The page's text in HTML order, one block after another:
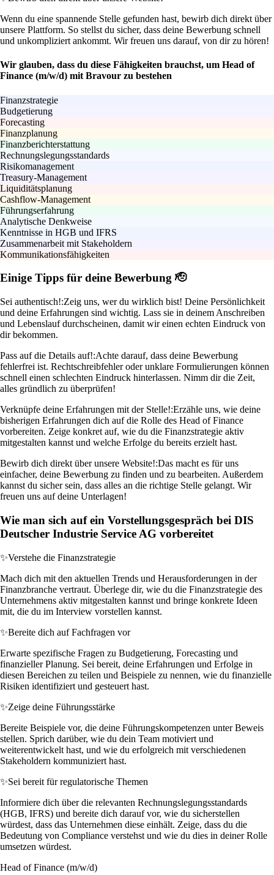
Wenn du eine spannende Stelle gefunden hast, bewirb dich direkt über
unsere Plattform. So stellst du sicher, dass deine Bewerbung schnell
und unkompliziert ankommt. Wir freuen uns darauf, von dir zu hören!
Wir glauben, dass du diese Fähigkeiten brauchst, um Head of
Finance (m/w/d) mit Bravour zu bestehen
Finanzstrategie
Budgetierung
Forecasting
Finanzplanung
Finanzberichterstattung
Rechnungslegungsstandards
Risikomanagement
Treasury-Management
Liquiditätsplanung
Cashflow-Management
Führungserfahrung
Analytische Denkweise
Kenntnisse in HGB und IFRS
Zusammenarbeit mit Stakeholdern
Kommunikationsfähigkeiten
Einige Tipps für deine Bewerbung 🫡
Sei authentisch!:Zeig uns, wer du wirklich bist! Deine Persönlichkeit
und deine Erfahrungen sind wichtig. Lass sie in deinem Anschreiben
und Lebenslauf durchscheinen, damit wir einen echten Eindruck von
dir bekommen.
Pass auf die Details auf!:Achte darauf, dass deine Bewerbung
fehlerfrei ist. Rechtschreibfehler oder unklare Formulierungen können
schnell einen schlechten Eindruck hinterlassen. Nimm dir die Zeit,
alles gründlich zu überprüfen!
Verknüpfe deine Erfahrungen mit der Stelle!:Erzähle uns, wie deine
bisherigen Erfahrungen dich auf die Rolle des Head of Finance
vorbereiten. Zeige konkret auf, wie du die Finanzstrategie aktiv
mitgestalten kannst und welche Erfolge du bereits erzielt hast.
Bewirb dich direkt über unsere Website!:Das macht es für uns
einfacher, deine Bewerbung zu finden und zu bearbeiten. Außerdem
kannst du sicher sein, dass alles an die richtige Stelle gelangt. Wir
freuen uns auf deine Unterlagen!
Wie man sich auf ein Vorstellungsgespräch bei DIS
Deutscher Industrie Service AG vorbereitet
✨Verstehe die Finanzstrategie
Mach dich mit den aktuellen Trends und Herausforderungen in der
Finanzbranche vertraut. Überlege dir, wie du die Finanzstrategie des
Unternehmens aktiv mitgestalten kannst und bringe konkrete Ideen
mit, die du im Interview vorstellen kannst.
✨Bereite dich auf Fachfragen vor
Erwarte spezifische Fragen zu Budgetierung, Forecasting und
finanzieller Planung. Sei bereit, deine Erfahrungen und Erfolge in
diesen Bereichen zu teilen und Beispiele zu nennen, wie du finanzielle
Risiken identifiziert und gesteuert hast.
✨Zeige deine Führungsstärke
Bereite Beispiele vor, die deine Führungskompetenzen unter Beweis
stellen. Sprich darüber, wie du dein Team motiviert und
weiterentwickelt hast, und wie du erfolgreich mit verschiedenen
Stakeholdern kommuniziert hast.
✨Sei bereit für regulatorische Themen
Informiere dich über die relevanten Rechnungslegungsstandards
(HGB, IFRS) und bereite dich darauf vor, wie du sicherstellen
würdest, dass das Unternehmen diese einhält. Zeige, dass du die
Bedeutung von Compliance verstehst und wie du dies in deiner Rolle
umsetzen würdest.
Head of Finance (m/w/d)